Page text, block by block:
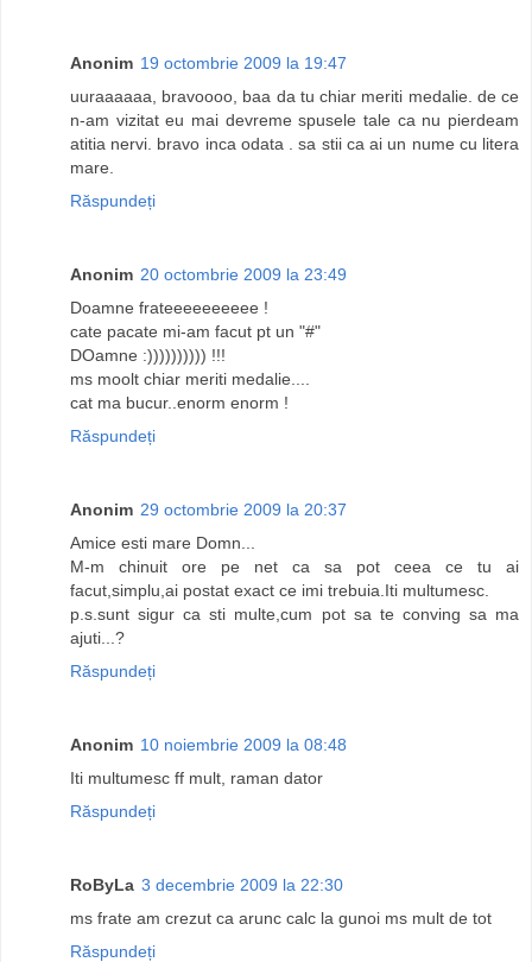
Anonim 19 octombrie 2009 la 19:47
uuraaaaaa, bravoooo, baa da tu chiar meriti medalie. de ce
n-am vizitat eu mai devreme spusele tale ca nu pierdeam
atitia nervi. bravo inca odata . sa stii ca ai un nume cu litera
mare.
Răspundeți
Anonim 20 octombrie 2009 la 23:49
Doamne frateeeeeeeeee !
cate pacate mi-am facut pt un "#"
DOamne :)))))))))) !!!
ms moolt chiar meriti medalie....
cat ma bucur..enorm enorm !
Răspundeți
Anonim 29 octombrie 2009 la 20:37
Amice esti mare Domn...
M-m chinuit ore pe net ca sa pot ceea ce tu ai
facut,simplu,ai postat exact ce imi trebuia.Iti multumesc.
p.s.sunt sigur ca sti multe,cum pot sa te conving sa ma
ajuti...?
Răspundeți
Anonim 10 noiembrie 2009 la 08:48
Iti multumesc ff mult, raman dator
Răspundeți
RoByLa 3 decembrie 2009 la 22:30
ms frate am crezut ca arunc calc la gunoi ms mult de tot
Răspundeți